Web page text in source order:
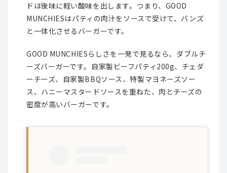
ドは後味に軽い酸味を出します。つまり、GOOD
MUNCHIESはパティの肉汁をソースで受けて、バンズ
と一体化させるバーガーです。
GOOD MUNCHIESらしさを一発で見るなら、ダブルチ
ーズバーガーです。自家製ビーフパティ200g、チェダ
ーチーズ、自家製BBQソース、特製マヨネーズソー
ス、ハニーマスタードソースを重ねた、肉とチーズの
密度が高いバーガーです。